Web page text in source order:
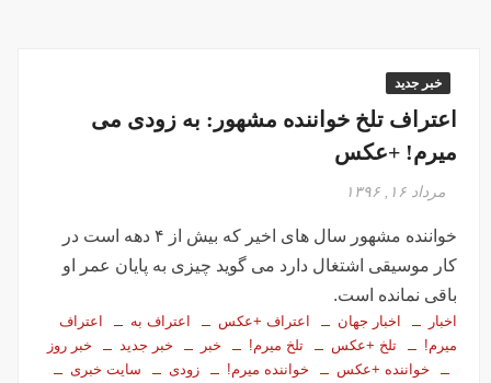
خبر جدید
اعتراف تلخ خواننده مشهور: به زودی می
میرم! +عکس
مرداد ۱۶, ۱۳۹۶
خواننده مشهور سال های اخیر که بیش از ۴ دهه است در
کار موسیقی اشتغال دارد می گوید چیزی به پایان عمر او
باقی نمانده است.
اخبار اخبار جهان اعتراف +عکس اعتراف به
اعتراف
میرم!
تلخ +عکس تلخ میرم! خبر خبر جدید
خبر روز
خواننده +عکس
خواننده میرم! زودی
سایت خبری